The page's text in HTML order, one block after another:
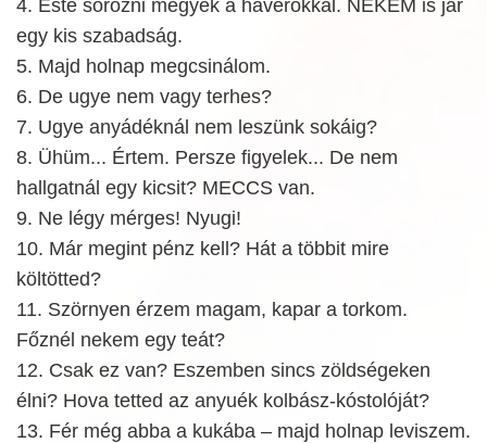
4. Este sörözni megyek a haverokkal. NEKEM is jár
egy kis szabadság.
5. Majd holnap megcsinálom.
6. De ugye nem vagy terhes?
7. Ugye anyádéknál nem leszünk sokáig?
8. Ühüm... Értem. Persze figyelek... De nem
hallgatnál egy kicsit? MECCS van.
9. Ne légy mérges! Nyugi!
10. Már megint pénz kell? Hát a többit mire
költötted?
11. Szörnyen érzem magam, kapar a torkom.
Főznél nekem egy teát?
12. Csak ez van? Eszemben sincs zöldségeken
élni? Hova tetted az anyuék kolbász-kóstolóját?
13. Fér még abba a kukába – majd holnap leviszem.